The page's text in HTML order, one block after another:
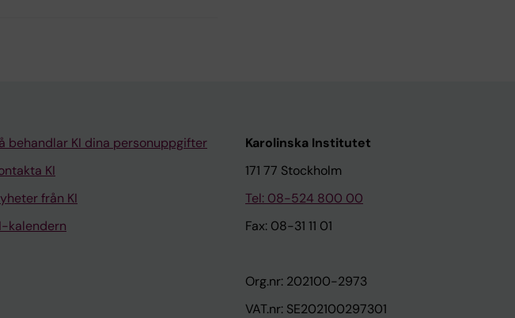
behandlar KI dina personuppgifter
KI
från KI
kalendern
Karolinska Institutet
171 77 Stockholm
Tel: 08-524 800 00
Fax: 08-31 11 01
Org.nr: 202100-2973
VAT.nr: SE202100297301